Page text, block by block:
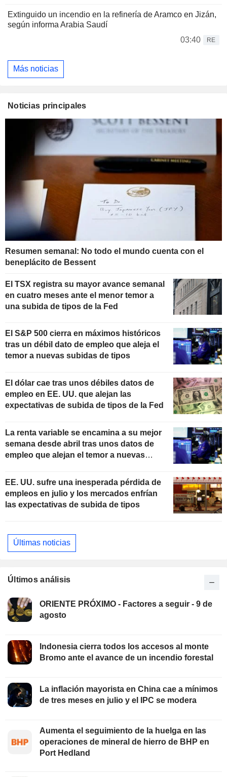
Extinguido un incendio en la refinería de Aramco en Jizán,
según informa Arabia Saudí
03:40
RE
Más noticias
Noticias principales
Resumen semanal: No todo el mundo cuenta con el
beneplácito de Bessent
El TSX registra su mayor avance semanal
en cuatro meses ante el menor temor a
una subida de tipos de la Fed
El S&P 500 cierra en máximos históricos
tras un débil dato de empleo que aleja el
temor a nuevas subidas de tipos
El dólar cae tras unos débiles datos de
empleo en EE. UU. que alejan las
expectativas de subida de tipos de la Fed
La renta variable se encamina a su mejor
semana desde abril tras unos datos de
empleo que alejan el temor a nuevas
EE. UU. sufre una inesperada pérdida de
empleos en julio y los mercados enfrían
las expectativas de subida de tipos
Últimas noticias
Últimos análisis
ORIENTE PRÓXIMO - Factores a seguir - 9 de
agosto
Indonesia cierra todos los accesos al monte
Bromo ante el avance de un incendio forestal
La inflación mayorista en China cae a mínimos
de tres meses en julio y el IPC se modera
Aumenta el seguimiento de la huelga en las
operaciones de mineral de hierro de BHP en
Port Hedland